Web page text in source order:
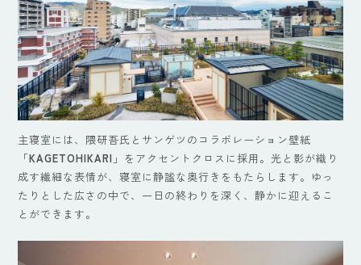
主寝室には、隈研吾氏とサンゲツのコラボレーション壁紙
「KAGETOHIKARI 」をアクセントクロスに採用。光と影が織り
成す繊細な表情が、寝室に静謐な奥行きをもたらします。ゆっ
たりとした広さの中で、一日の終わりを深く、静かに迎えるこ
とができます。